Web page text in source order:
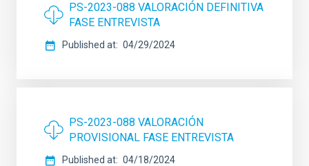
PS-2023-088 VALORACIÓN DEFINITIVA
FASE ENTREVISTA
Published at 04/29/2024
PS-2023-088 VALORACIÓN
PROVISIONAL FASE ENTREVISTA
Published at
04/18/2024